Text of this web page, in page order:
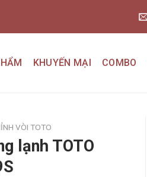
KHUYẾN MẠI COMBO
VÒI TOTO
lạnh TOTO